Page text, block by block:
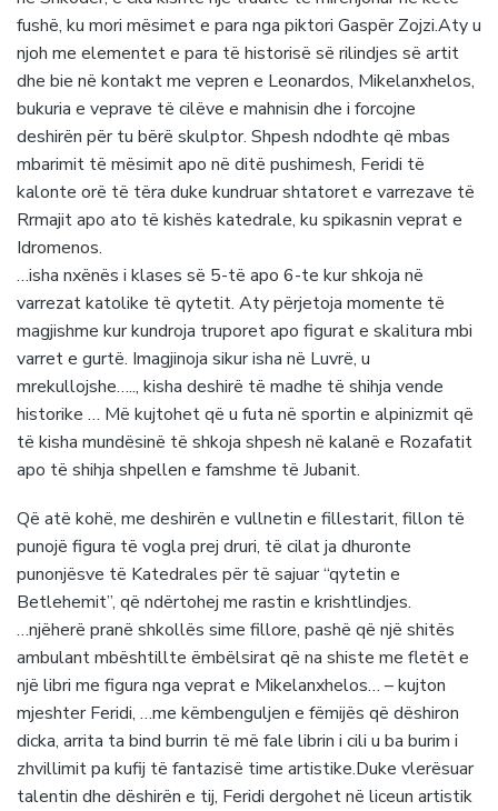
fushë, ku mori mësimet e para nga piktori Gaspër Zojzi.Aty u
njoh me elementet e para të historisë së rilindjes së artit
dhe bie në kontakt me vepren e Leonardos, Mikelanxhelos,
bukuria e veprave të cilëve e mahnisin dhe i forcojne
deshirën për tu bërë skulptor. Shpesh ndodhte që mbas
mbarimit të mësimit apo në ditë pushimesh, Feridi të
kalonte orë të tëra duke kundruar shtatoret e varrezave të
Rrmajit apo ato të kishës katedrale, ku spikasnin veprat e
Idromenos.
…isha nxënës i klases së 5-të apo 6-te kur shkoja në
varrezat katolike të qytetit. Aty përjetoja momente të
magjishme kur kundroja truporet apo figurat e skalitura mbi
varret e gurtë. Imagjinoja sikur isha në Luvrë, u
mrekullojshe….., kisha deshirë të madhe të shihja vende
historike … Më kujtohet që u futa në sportin e alpinizmit që
të kisha mundësinë të shkoja shpesh në kalanë e Rozafatit
apo të shihja shpellen e famshme të Jubanit.
Që atë kohë, me deshirën e vullnetin e fillestarit, fillon të
punojë figura të vogla prej druri, të cilat ja dhuronte
punonjësve të Katedrales për të sajuar “qytetin e
Betlehemit”, që ndërtohej me rastin e krishtlindjes.
…njëherë pranë shkollës sime fillore, pashë që një shitës
ambulant mbështillte ëmbëlsirat që na shiste me fletët e
një libri me figura nga veprat e Mikelanxhelos… – kujton
mjeshter Feridi, …me këmbenguljen e fëmijës që dëshiron
dicka, arrita ta bind burrin të më fale librin i cili u ba burim i
zhvillimit pa kufij të fantazisë time artistike.Duke vlerësuar
talentin dhe dëshirën e tij, Feridi dergohet në liceun artistik